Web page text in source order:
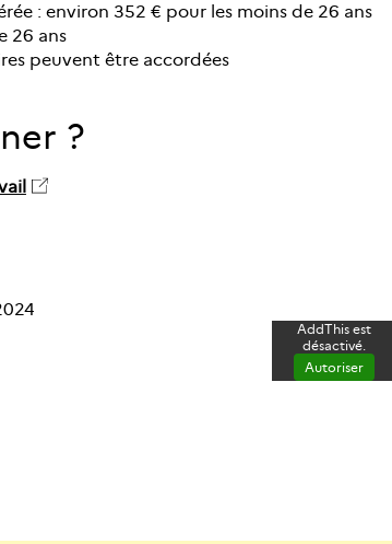
: environ 352 € pour les moins de 26 ans
26 ans
peuvent être accordées
?
AddThis est
désactivé.
Autoriser